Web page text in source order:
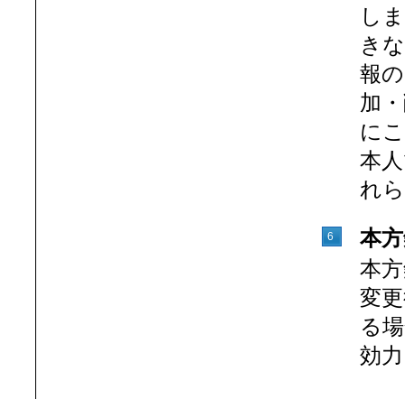
し
き
報
加
に
本
れ
6
本
本
変
る
効